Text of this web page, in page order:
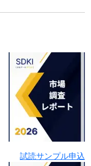
試読サンプル申込